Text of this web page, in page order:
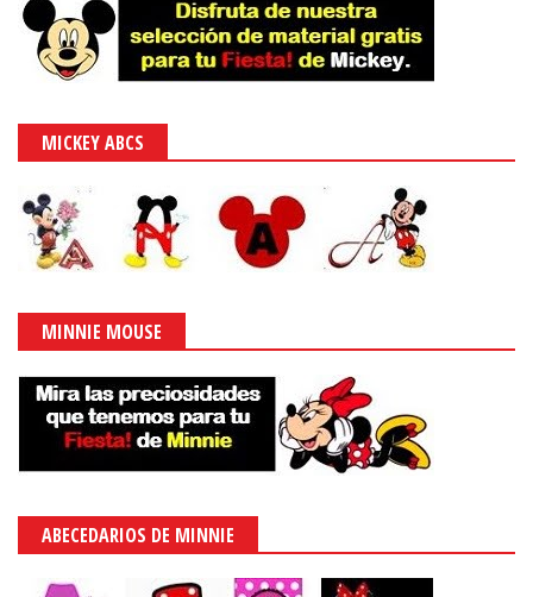
MICKEY ABCS
MINNIE MOUSE
ABECEDARIOS DE MINNIE